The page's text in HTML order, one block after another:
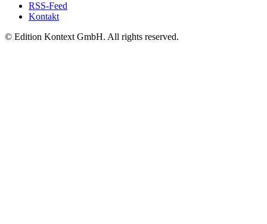
RSS-Feed
Kontakt
© Edition Kontext GmbH. All rights reserved.